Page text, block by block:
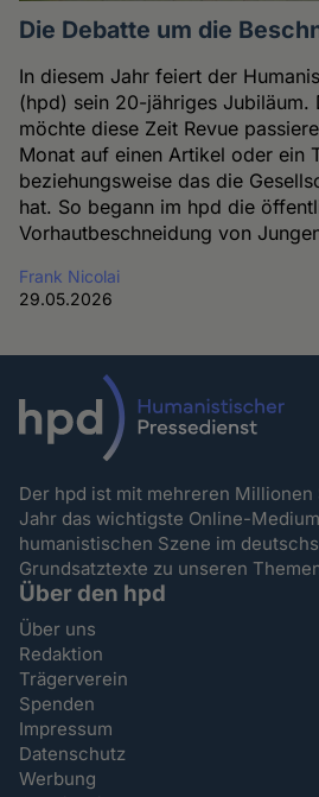
Die Debatte um die
In diesem Jahr feiert der
(hpd) sein 20-jähriges Jubiläum.
möchte diese Zeit Revue
Monat auf einen Artikel oder ein
beziehungsweise das die
hat. So begann im hpd die
Vorhautbeschneidung von
Frank Nicolai
29.05.2026
Der hpd ist mit mehreren
Jahr das wichtigste Online-
humanistischen Szene im
Grundsatztexte zu unseren
Über den hpd
Über uns
Redaktion
Trägerverein
Spenden
Impressum
Datenschutz
Werbung